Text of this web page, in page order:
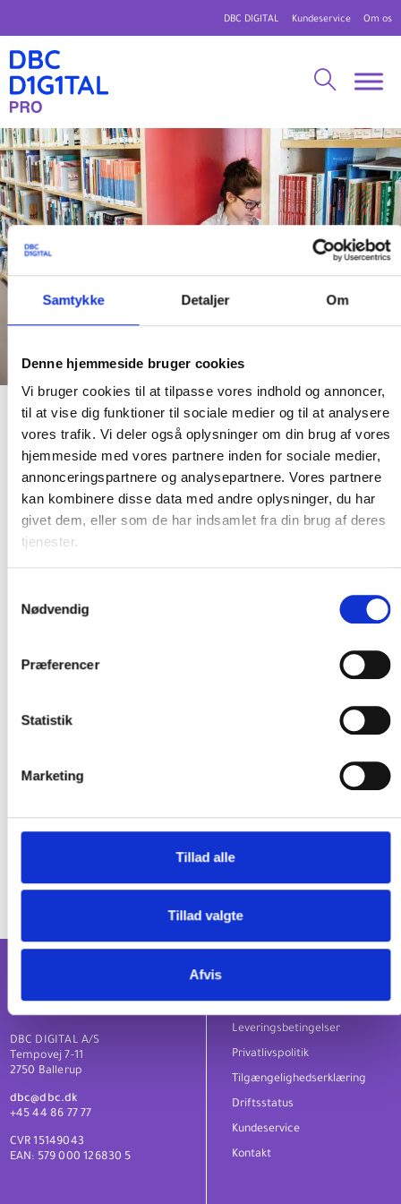
Samtykke Detaljer Om
Denne hjemmeside bruger cookies
Vi bruger cookies til at tilpasse vores indhold og annoncer,
til at vise dig funktioner til sociale medier og til at analysere
vores trafik. Vi deler også oplysninger om din brug af vores
hjemmeside med vores partnere inden for sociale medier,
annonceringspartnere og analysepartnere. Vores partnere
kan kombinere disse data med andre oplysninger, du har
givet dem, eller som de har indsamlet fra din brug af deres
tjenester.
Nødvendig
Præferencer
Statistik
Marketing
Tillad alle
Tillad valgte
Afvis
DBC DIGITAL Kundeservice Om os
Mere sikkert og smidigt
Bibliotekslogin
Brugere kan nu være logget ind længere tid med
Bibliotekslogin.
3. juni 2026
funktionalitet, som gør det muligt for brugerne at være logget ind i
længere tid uden at gå på kompromis med sikkerheden.
automatisk kan fornys efter behov. Det betyder, at brugerne i højere
grad kan benytte bibliotekernes digitale tjenester uden at blive mødt af
gentagne login. Loginprocessen bliver dermed mere smidig, samtidig
Funktionaliteten er en del af den løbende modernisering af
DBC DIGITAL A/S
Tempovej 7-11
2750 Ballerup
dbc@dbc.dk
+45 44 86 77 77
CVR 15149043
EAN: 579 000 126830 5
Nyhedsbreve og sociale medier
Leveringsbetingelser
Privatlivspolitik
Tilgængelighedserklæring
Driftsstatus
Kundeservice
Kontakt